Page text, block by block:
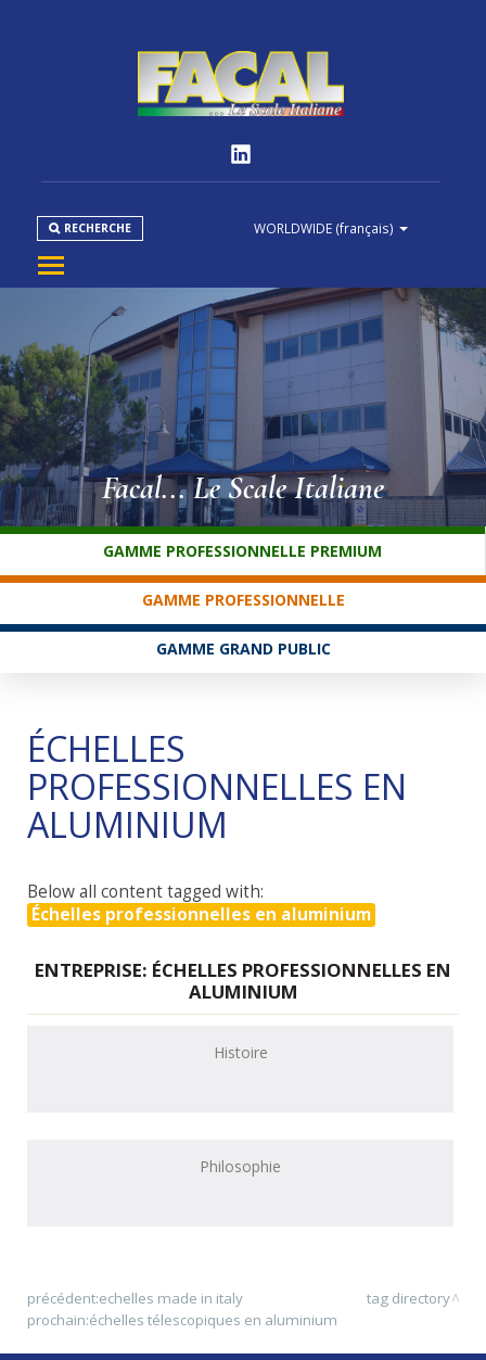
WORLDWIDE (français)
RECHERCHE
ENTREPRISE
PRODUITS
NORMES
MÉDIAS
DOWNLOAD
SERVICE CLIENTS
Facal... Le Scale Italiane
GAMME PROFESSIONNELLE PREMIUM
GAMME PROFESSIONNELLE
GAMME GRAND PUBLIC
ÉCHELLES
PROFESSIONNELLES EN
ALUMINIUM
Below all content tagged with:
Échelles professionnelles en aluminium
ENTREPRISE: ÉCHELLES PROFESSIONNELLES EN
ALUMINIUM
Histoire
Philosophie
précédent:echelles made in italy
prochain:échelles télescopiques en aluminium
tag directory